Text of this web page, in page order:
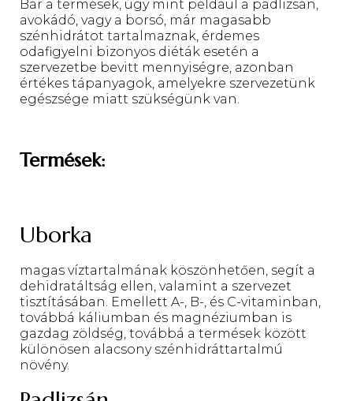
Bár a termések, úgy mint például a padlizsán,
avokádó, vagy a borsó, már magasabb
szénhidrátot tartalmaznak, érdemes
odafigyelni bizonyos diéták esetén a
szervezetbe bevitt mennyiségre, azonban
értékes tápanyagok, amelyekre szervezetünk
egészsége miatt szükségünk van.
Termések:
Uborka
magas víztartalmának köszönhetően, segít a
dehidratáltság ellen, valamint a szervezet
tisztításában. Emellett A-, B-, és C-vitaminban,
továbbá káliumban és magnéziumban is
gazdag zöldség, továbbá a termések között
különösen alacsony szénhidráttartalmú
növény.